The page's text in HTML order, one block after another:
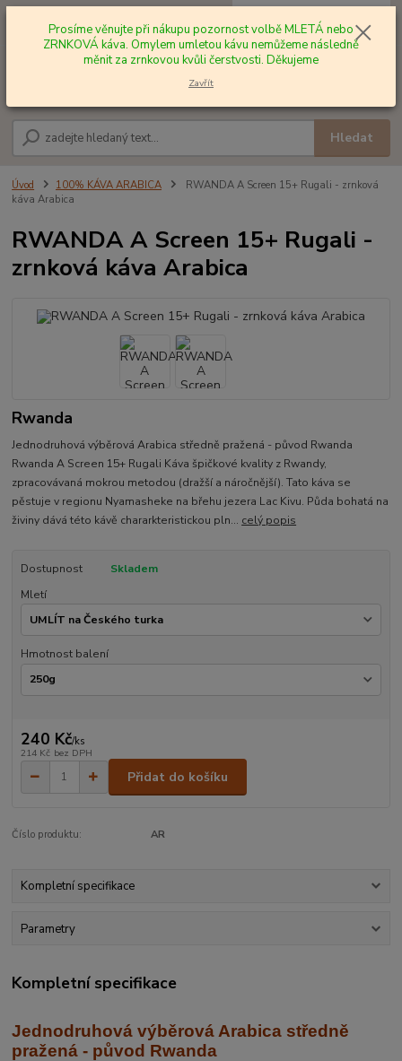
Hledat
+420 602 577 209 za0,00 Kč
Úvod 100% KÁVA ARABICA
RWANDA A Screen 15+ Rugali - zrnková
káva Arabica
RWANDA A Screen 15+ Rugali -
zrnková káva Arabica
Rwanda
Jednodruhová výběrová Arabica středně pražená - původ Rwanda
Rwanda A Screen 15+ Rugali Káva špičkové kvality z Rwandy,
zpracovávaná mokrou metodou (dražší a náročnější). Tato káva se
pěstuje v regionu Nyamasheke na břehu jezera Lac Kivu. Půda bohatá na
živiny dává této kávě chararkteristickou pln... celý popis
Dostupnost
Skladem
Mletí
Hmotnost balení
240 Kč/ks
214 Kč bez DPH
Přidat do košíku
Číslo produktu: AR
Kompletní specifikace
Parametry
Kompletní specifikace
Jednodruhová výběrová Arabica středně
pražená - původ Rwanda
Prosíme věnujte při nákupu pozornost volbě MLETÁ nebo
ZRNKOVÁ káva. Omylem umletou kávu nemůžeme následně
měnit za zrnkovou kvůli čerstvosti. Děkujeme
Zavřít